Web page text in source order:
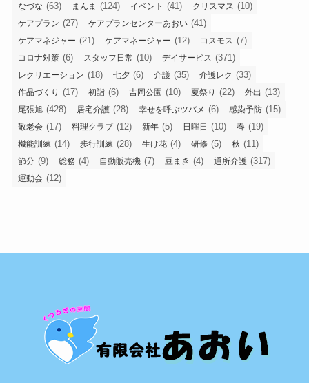
なづな (63) まんま (124) イベント (41) クリスマス (10)
ケアプラン (27) ケアプランセンターあおい (41)
ケアマネジャー (21) ケアマネージャー (12) コスモス (7)
コロナ対策 (6) スタッフ日常 (10) デイサービス (371)
レクリエーション (18) 七夕 (6) 介護 (35) 介護レク (33)
作品づくり (17) 初詣 (6) 吉岡公園 (10) 夏祭り (22) 外出 (13)
尾張旭 (428) 居宅介護 (28) 幸せを呼ぶツバメ (6) 感染予防 (15)
敬老会 (17) 料理クラブ (12) 新年 (5) 日曜日 (10) 春 (19)
機能訓練 (14) 歩行訓練 (28) 生け花 (4) 研修 (5) 秋 (11)
節分 (9) 総務 (4) 自動販売機 (7) 豆まき (4) 通所介護 (317)
運動会 (12)